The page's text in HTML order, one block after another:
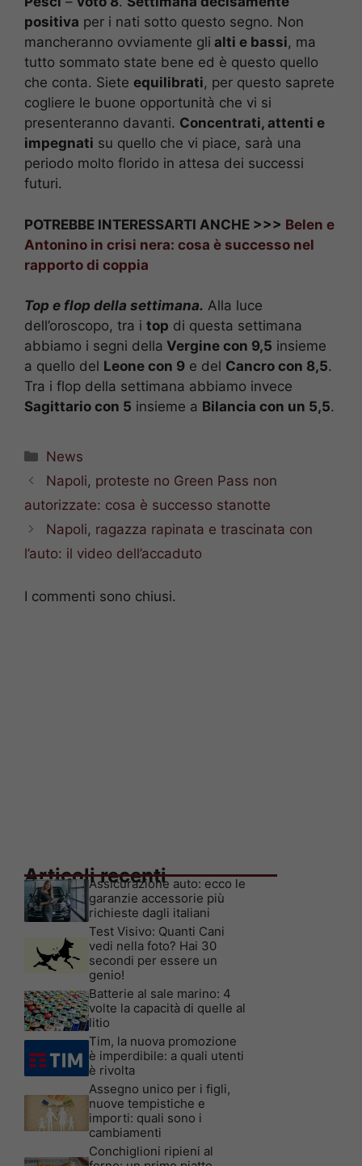
positiva per i nati sotto questo segno. Non
mancheranno ovviamente gli alti e bassi, ma
tutto sommato state bene ed è questo quello
che conta. Siete equilibrati, per questo saprete
cogliere le buone opportunità che vi si
presenteranno davanti. Concentrati, attenti e
impegnati su quello che vi piace, sarà una
periodo molto florido in attesa dei successi
futuri.
POTREBBE INTERESSARTI ANCHE >>> Belen e
Antonino in crisi nera: cosa è successo nel
rapporto di coppia
Top e flop della settimana. Alla luce
dell’oroscopo, tra i top di questa settimana
abbiamo i segni della Vergine con 9,5 insieme
a quello del Leone con 9 e del Cancro con 8,5.
Tra i flop della settimana abbiamo invece
Sagittario con 5 insieme a Bilancia con un 5,5.
Categorie
News
Napoli, proteste no Green Pass non
autorizzate: cosa è successo stanotte
Napoli, ragazza rapinata e trascinata con
l’auto: il video dell’accaduto
I commenti sono chiusi.
Articoli recenti
Assicurazione auto: ecco le
garanzie accessorie più
richieste dagli italiani
Test Visivo: Quanti Cani
vedi nella foto? Hai 30
secondi per essere un
genio!
Batterie al sale marino: 4
volte la capacità di quelle al
litio
Tim, la nuova promozione
è imperdibile: a quali utenti
è rivolta
Assegno unico per i figli,
nuove tempistiche e
importi: quali sono i
cambiamenti
Conchiglioni ripieni al